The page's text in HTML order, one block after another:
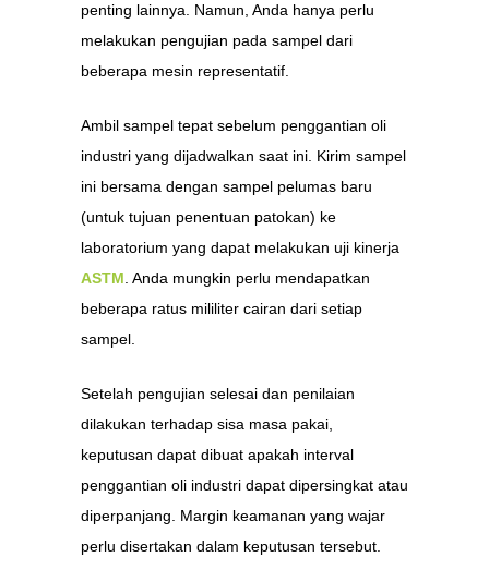
penting lainnya. Namun, Anda hanya perlu
melakukan pengujian pada sampel dari
beberapa mesin representatif.
Ambil sampel tepat sebelum penggantian oli
industri yang dijadwalkan saat ini. Kirim sampel
ini bersama dengan sampel pelumas baru
(untuk tujuan penentuan patokan) ke
laboratorium yang dapat melakukan uji kinerja
ASTM . Anda mungkin perlu mendapatkan
beberapa ratus mililiter cairan dari setiap
sampel.
Setelah pengujian selesai dan penilaian
dilakukan terhadap sisa masa pakai,
keputusan dapat dibuat apakah interval
penggantian oli industri dapat dipersingkat atau
diperpanjang. Margin keamanan yang wajar
perlu disertakan dalam keputusan tersebut.